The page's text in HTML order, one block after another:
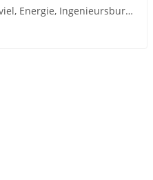
Olie en Gas, Maritiem, Civiel, Energie, Ingenieursbureaus, Chemie, Petrochemie